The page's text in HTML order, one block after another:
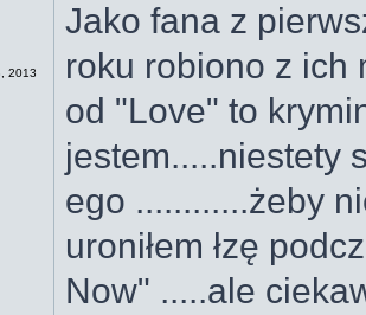
2013
Jako fana z
roku robiono z ich
od "Love" to
jestem.....niestety
ego ............żeby
uroniłem łzę
Now" .....ale